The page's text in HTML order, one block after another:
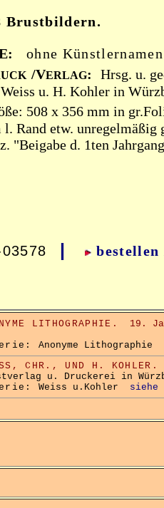
Brustbildern.
ohne
/VERLAG:
Hrsg. u.
u. H. Kohler in
508 x 356 mm in
Rand etw. unregelmäßig
"Beigabe d. 1ten
|
LITHOGRAPHIE.
19.
Anonyme Lithographie
CHR., UND H. KOHLER.
u. Druckerei in
Weiss u.Kohler siehe